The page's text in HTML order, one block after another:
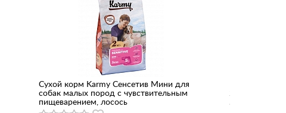
Сухой корм Karmy Сенсетив Мини для
собак малых пород с чувствительным
пищеварением, лосось
25мм*2м